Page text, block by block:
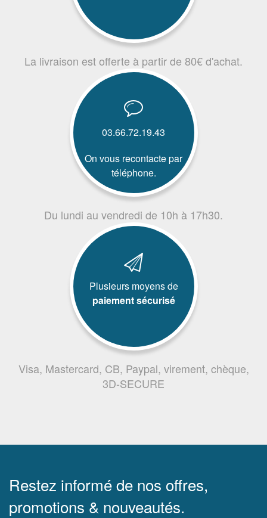
La livraison est offerte à partir de 80€ d'achat.
03.66.72.19.43
On vous recontacte par
téléphone.
Du lundi au vendredi de 10h à 17h30.
Plusieurs moyens de
paiement sécurisé
Visa, Mastercard, CB, Paypal, virement, chèque,
3D-SECURE
Restez informé de nos offres,
promotions & nouveautés.